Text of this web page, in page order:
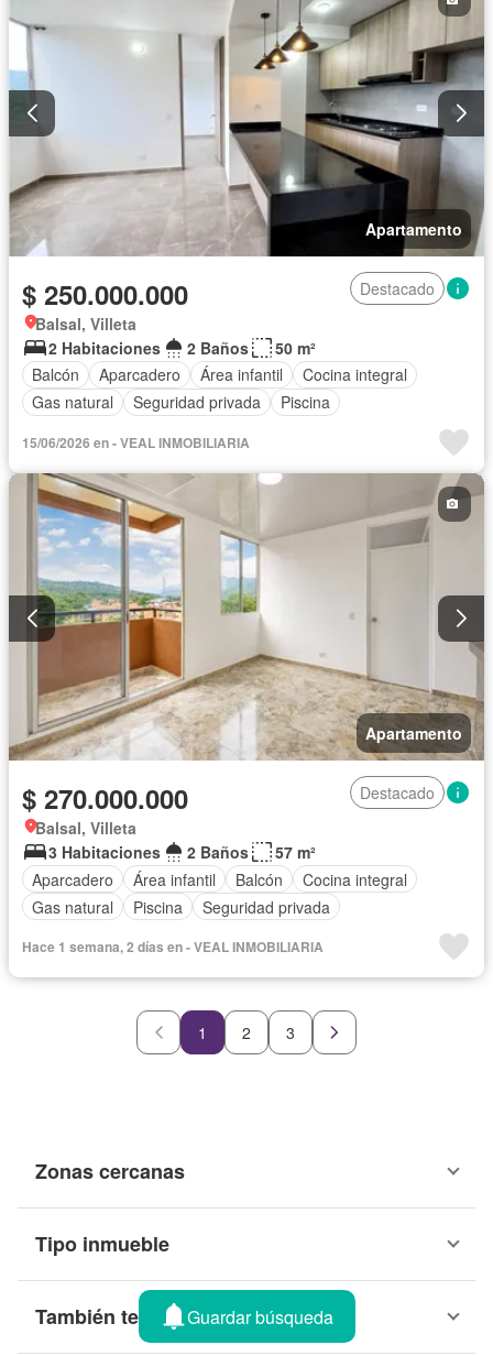
Apartamento
$ 250.000.000
Destacado
Balsal, Villeta
2 Habitaciones
2 Baños
50 m²
Balcón
Aparcadero Área infantil
Cocina integral
Gas natural
Seguridad privada Piscina
15/06/2026 en - VEAL INMOBILIARIA
Apartamento
$ 270.000.000
Destacado
Balsal, Villeta
3 Habitaciones
2 Baños
57 m²
Aparcadero
Área infantil Balcón
Cocina integral
Gas natural
Piscina Seguridad privada
Hace 1 semana, 2 días en - VEAL INMOBILIARIA
1 2 3
Zonas cercanas
Tipo inmueble
También te puede interesar
Guardar búsqueda